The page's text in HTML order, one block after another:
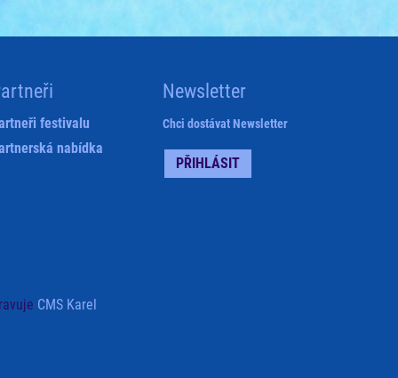
festivalu
nabídka
Newsletter
Chci dostávat Newsletter
PŘIHLÁSIT
CMS Karel